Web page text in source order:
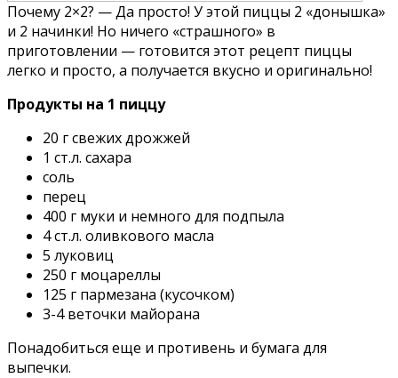
Почему 2×2? — Да просто! У этой пиццы 2 «донышка»
и 2 начинки! Но ничего «страшного» в
приготовлении — готовится этот рецепт пиццы
легко и просто, а получается вкусно и оригинально!
Продукты на 1 пиццу
20 г свежих дрожжей
1 ст.л. сахара
соль
перец
400 г муки и немного для подпыла
4 ст.л. оливкового масла
5 луковиц
250 г моцареллы
125 г пармезана (кусочком)
3-4 веточки майорана
Понадобиться еще и противень и бумага для
выпечки.